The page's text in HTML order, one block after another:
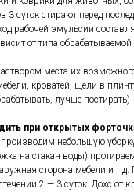
3 суток стирают перед
рабочей эмульсии
от типа обрабатываемой
места их
кроватей, щели в
лучше постирать)
при открытых
производим небольшую
на стакан воды)
сторона мебели и
2 — 3 суток. Дохс от